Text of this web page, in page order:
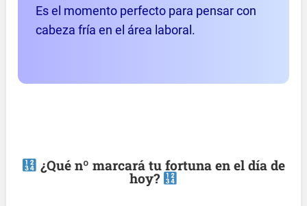
Es el momento perfecto para pensar con
cabeza fría en el área laboral.
¿Qué nº marcará tu fortuna en el día de
hoy?